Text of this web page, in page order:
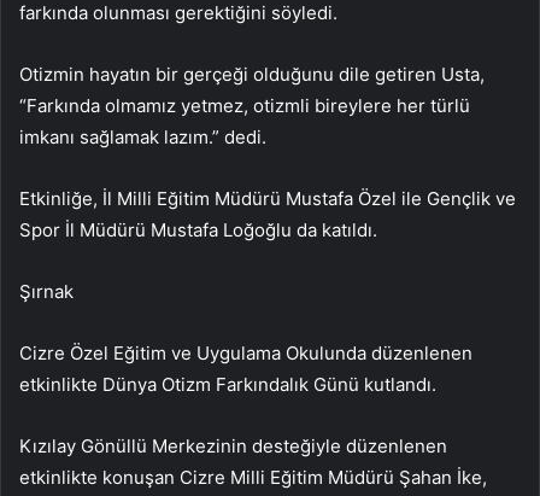
farkında olunması gerektiğini söyledi.
Otizmin hayatın bir gerçeği olduğunu dile getiren Usta,
“Farkında olmamız yetmez, otizmli bireylere her türlü
imkanı sağlamak lazım.” dedi.
Etkinliğe, İl Milli Eğitim Müdürü Mustafa Özel ile Gençlik ve
Spor İl Müdürü Mustafa Loğoğlu da katıldı.
Şırnak
Cizre Özel Eğitim ve Uygulama Okulunda düzenlenen
etkinlikte Dünya Otizm Farkındalık Günü kutlandı.
Kızılay Gönüllü Merkezinin desteğiyle düzenlenen
etkinlikte konuşan Cizre Milli Eğitim Müdürü Şahan İke,